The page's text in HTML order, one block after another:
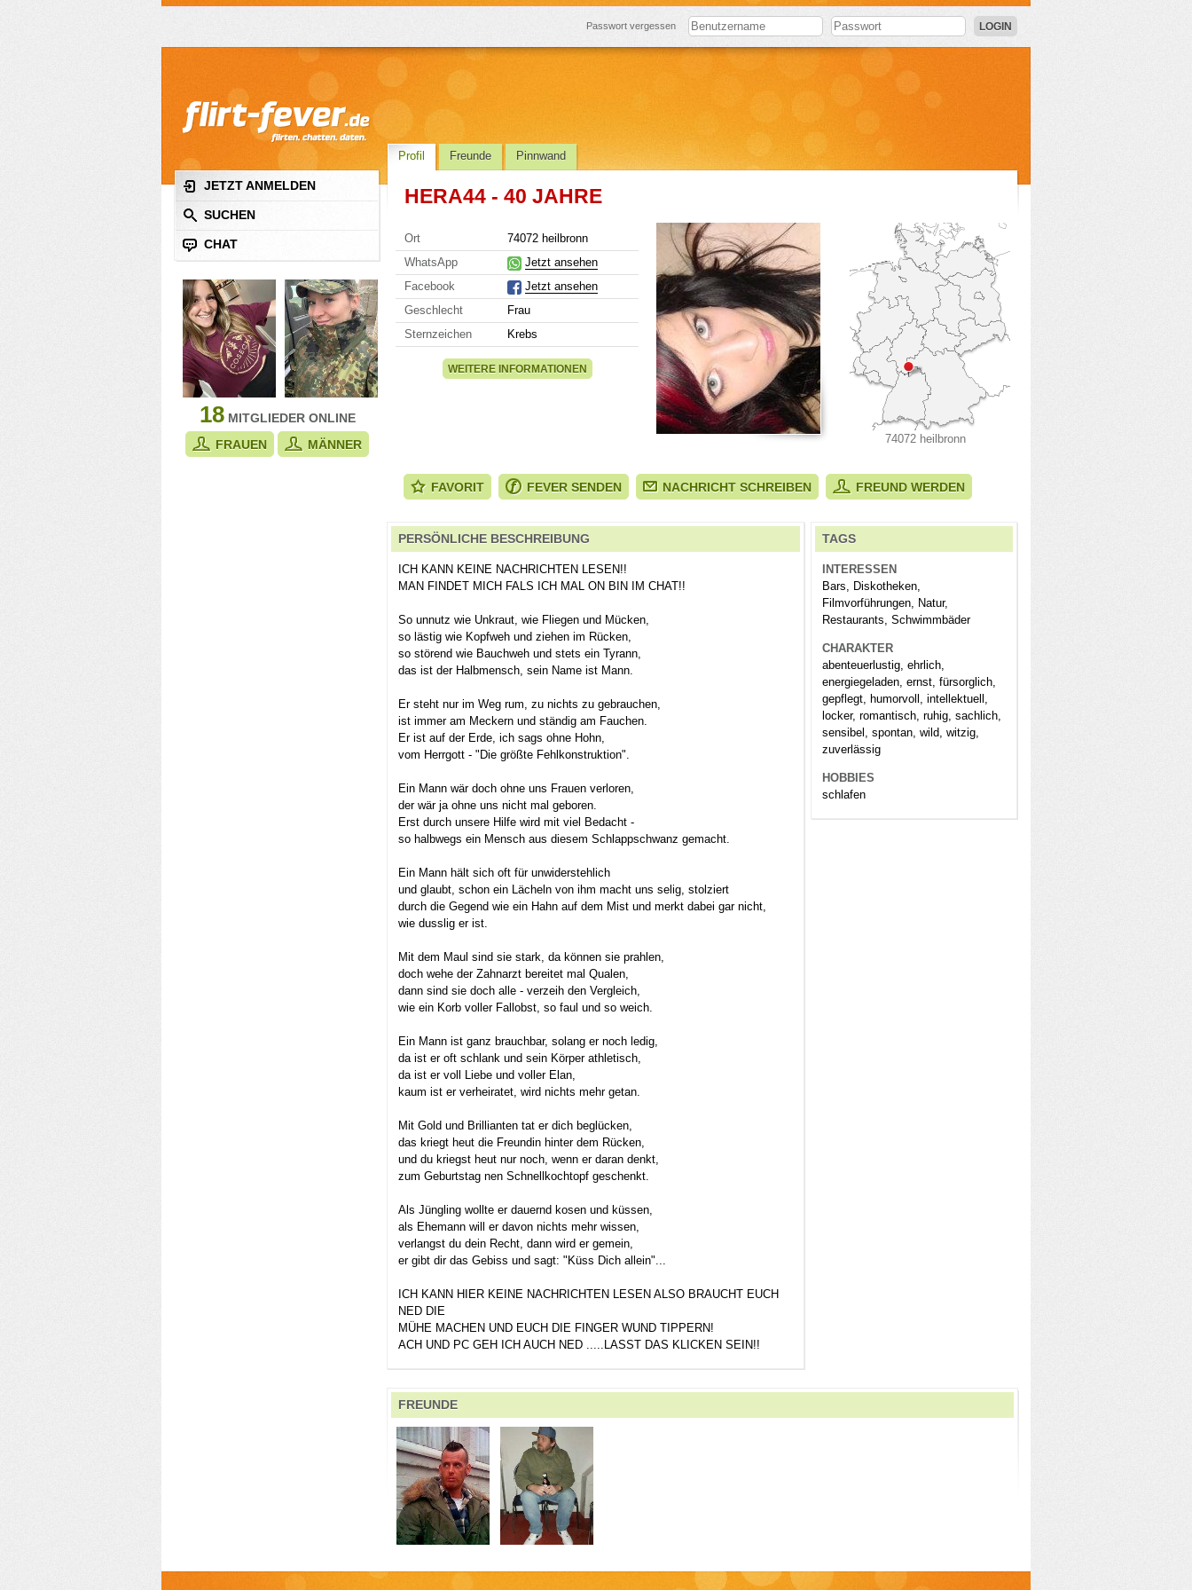
Passwort vergessen LOGIN
JETZT ANMELDEN
SUCHEN
CHAT
18MITGLIEDER ONLINE
FRAUEN
MÄNNER
Profil Freunde Pinnwand
HERA44 - 40 JAHRE
Ort
74072 heilbronn
WhatsApp
Jetzt ansehen
Facebook
Jetzt ansehen
Geschlecht
Frau
Sternzeichen
Krebs
WEITERE INFORMATIONEN
74072 heilbronn
FAVORIT FEVER SENDEN NACHRICHT SCHREIBEN FREUND WERDEN
PERSÖNLICHE BESCHREIBUNG
ICH KANN KEINE NACHRICHTEN LESEN!!
MAN FINDET MICH FALS ICH MAL ON BIN IM CHAT!!
So unnutz wie Unkraut, wie Fliegen und Mücken,
so lästig wie Kopfweh und ziehen im Rücken,
so störend wie Bauchweh und stets ein Tyrann,
das ist der Halbmensch, sein Name ist Mann.
Er steht nur im Weg rum, zu nichts zu gebrauchen,
ist immer am Meckern und ständig am Fauchen.
Er ist auf der Erde, ich sags ohne Hohn,
vom Herrgott - "Die größte Fehlkonstruktion".
Ein Mann wär doch ohne uns Frauen verloren,
der wär ja ohne uns nicht mal geboren.
Erst durch unsere Hilfe wird mit viel Bedacht -
so halbwegs ein Mensch aus diesem Schlappschwanz gemacht.
Ein Mann hält sich oft für unwiderstehlich
und glaubt, schon ein Lächeln von ihm macht uns selig, stolziert
durch die Gegend wie ein Hahn auf dem Mist und merkt dabei gar nicht,
wie dusslig er ist.
Mit dem Maul sind sie stark, da können sie prahlen,
doch wehe der Zahnarzt bereitet mal Qualen,
dann sind sie doch alle - verzeih den Vergleich,
wie ein Korb voller Fallobst, so faul und so weich.
Ein Mann ist ganz brauchbar, solang er noch ledig,
da ist er oft schlank und sein Körper athletisch,
da ist er voll Liebe und voller Elan,
kaum ist er verheiratet, wird nichts mehr getan.
Mit Gold und Brillianten tat er dich beglücken,
das kriegt heut die Freundin hinter dem Rücken,
und du kriegst heut nur noch, wenn er daran denkt,
zum Geburtstag nen Schnellkochtopf geschenkt.
Als Jüngling wollte er dauernd kosen und küssen,
als Ehemann will er davon nichts mehr wissen,
verlangst du dein Recht, dann wird er gemein,
er gibt dir das Gebiss und sagt: "Küss Dich allein"...
ICH KANN HIER KEINE NACHRICHTEN LESEN ALSO BRAUCHT EUCH
NED DIE
MÜHE MACHEN UND EUCH DIE FINGER WUND TIPPERN!
ACH UND PC GEH ICH AUCH NED .....LASST DAS KLICKEN SEIN!!
TAGS
INTERESSEN
Bars, Diskotheken,
Filmvorführungen, Natur,
Restaurants, Schwimmbäder
CHARAKTER
abenteuerlustig, ehrlich,
energiegeladen, ernst, fürsorglich,
gepflegt, humorvoll, intellektuell,
locker, romantisch, ruhig, sachlich,
sensibel, spontan, wild, witzig,
zuverlässig
HOBBIES
schlafen
FREUNDE